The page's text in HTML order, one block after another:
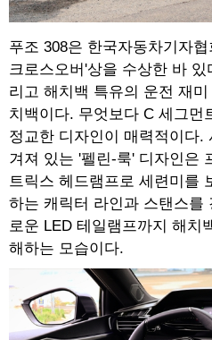
푸조 308은 한국자동차기자
크로스오버'상을 수상한 바
리고 해치백 특유의 운전 재
치백이다. 무엇보다 C 세그먼
정교한 디자인이 매력적이다.
겨져 있는 '펠린-룩' 디자인은
트릭스 헤드램프로 세련미를
하는 캐릭터 라인과 스탠스를
로운 LED 테일램프까지 해치
해하는 모습이다.